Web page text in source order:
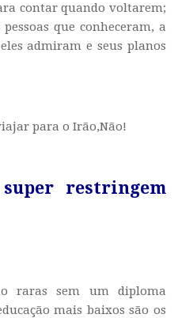
contar quando voltarem;
que conheceram, a
admiram e seus planos
restringem
raras sem um diploma
mais baixos são os